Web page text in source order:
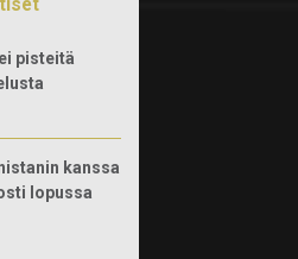
pisteitä
kanssa
lopussa